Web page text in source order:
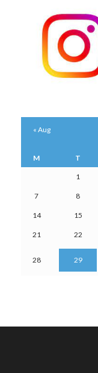
M T
1
7 8
14 15
21 22
28 29
« Aug